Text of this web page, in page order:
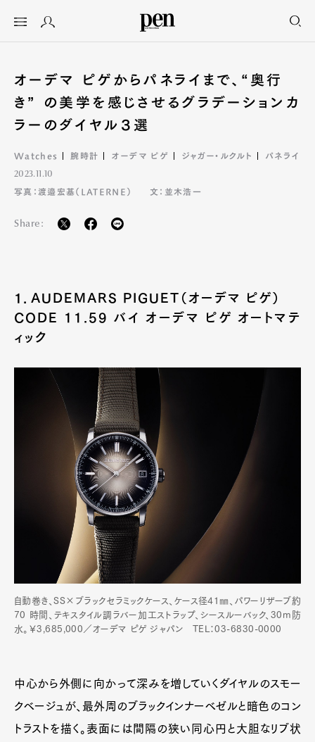
オーデマ ピゲからパネライまで、“奥行
き” の美学を感じさせるグラデーションカ
ラーのダイヤル３選
Watches 腕時計 オーデマ ピゲ ジャガー・ルクルト パネライ
2023.11.10
写真：渡邉宏基（LATERNE）
文：並木浩一
Share:
１．AUDEMARS PIGUET（オーデマ ピゲ）
CODE 11.59 バイ オーデマ ピゲ オートマテ
ィック
自動巻き、SS×ブラックセラミックケース、ケース径41㎜、パワーリザーブ約
70 時間、テキスタイル調ラバー加工ストラップ、シースルーバック、30m防
水。￥3,685,000／オーデマ ピゲ ジャパン TEL：03-6830-0000
中心から外側に向かって深みを増していくダイヤルのスモー
クベージュが、最外周のブラックインナーベゼルと暗色のコン
トラストを描く。表面には間隔の狭い同心円と大胆なリブ状